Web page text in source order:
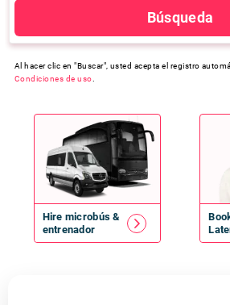
Búsqueda
Al hacer clic en "Buscar", usted acepta el registro
Condiciones de uso
Hire microbús &
entrenador